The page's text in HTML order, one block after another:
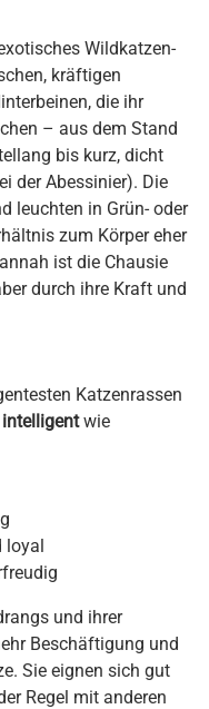
Wildkatzen-
kräftigen
die ihr
– aus dem Stand
bis kurz, dicht
der Abessinier). Die
leuchten in Grün- oder
zum Körper eher
ist die Chausie
durch ihre Kraft und
Katzenrassen
wie
loyal
und ihrer
Beschäftigung und
Sie eignen sich gut
Regel mit anderen